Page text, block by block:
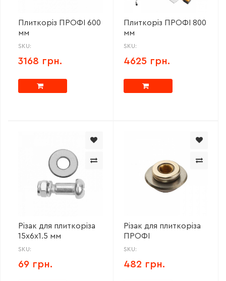
Плиткоріз ПРОФІ 600
мм
SKU:
3168 грн.
Плиткоріз ПРОФІ 800
мм
SKU:
4625 грн.
Різак для плиткоріза
15х6х1.5 мм
SKU:
69 грн.
Різак для плиткоріза
ПРОФІ
SKU:
482 грн.